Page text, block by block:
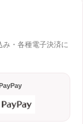
み・各種電子決済に